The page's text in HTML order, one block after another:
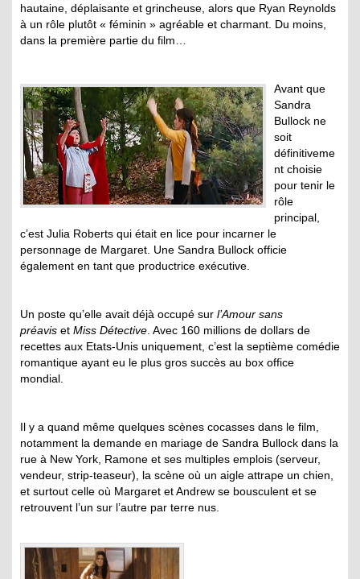
hautaine, déplaisante et grincheuse, alors que Ryan Reynolds
à un rôle plutôt « féminin » agréable et charmant. Du moins,
dans la première partie du film…
Avant que
Sandra
Bullock ne
soit
définitiveme
nt choisie
pour tenir le
rôle
principal,
c’est Julia Roberts qui était en lice pour incarner le
personnage de Margaret. Une Sandra Bullock officie
également en tant que productrice exécutive.
Un poste qu’elle avait déjà occupé sur l’Amour sans
préavis et Miss Détective . Avec 160 millions de dollars de
recettes aux Etats-Unis uniquement, c’est la septième comédie
romantique ayant eu le plus gros succès au box office
mondial.
Il y a quand même quelques scènes cocasses dans le film,
notamment la demande en mariage de Sandra Bullock dans la
rue à New York, Ramone et ses multiples emplois (serveur,
vendeur, strip-teaseur), la scène où un aigle attrape un chien,
et surtout celle où Margaret et Andrew se bousculent et se
retrouvent l’un sur l’autre par terre nus.